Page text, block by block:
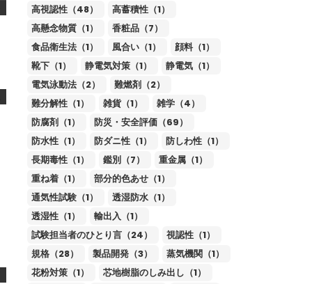
高視認性（48）
高蓄積性（1）
高懸念物質（1）
香粧品（7）
食品衛生法（1）
風合い（1）
顔料（1）
靴下（1）
静電気対策（1）
静電気（1）
電気泳動法（2）
難燃剤（2）
難分解性（1）
雑貨（1）
雑学（4）
防腐剤（1）
防災・安全評価（69）
防水性（1）
防ダニ性（1）
防しわ性（1）
長期毒性（1）
鑑別（7）
重金属（1）
重ね着（1）
部分的色あせ（1）
通気性試験（1）
透湿防水（1）
透湿性（1）
輸出入（1）
試験担当者のひとり言（24）
視認性（1）
規格（28）
製品開発（3）
蒸気機関（1）
花粉対策（1）
芯地樹脂のしみ出し（1）